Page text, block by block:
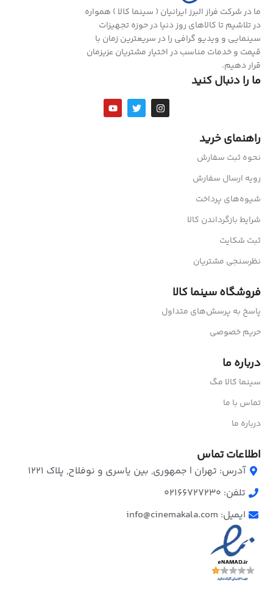
ما در شرکت فراز البرز ایرانیان ( سینما کالا ) همواره
در تلاشیم تا کالاهای روز دنیا در حوزه تجهیزات
سینمایی و ویدیو گرافی را در سریعترین زمان با
قیمت و خدمات مناسب در اختیار مشتریان عزیزمان
قرار دهیم.
ما را دنبال کنید
راهنمای خرید
نحوه ثبت سفارش
رویه ارسال سفارش
شیوه‌های پرداخت
شرایط بازگرداندن کالا
ثبت شکایت
نظرسنجی مشتریان
فروشگاه سینما کالا
پاسخ به پرسش‌های متداول
حریم خصوصی
درباره ما
سینما کالا مگ
تماس با ما
درباره ما
اطلاعات تماس
آدرس: تهران | جمهوری, بین یاسری و نوفلاح, پلاک ۱۲۲۱
تلفن: 02166727230
ایمیل: info@cinemakala.com